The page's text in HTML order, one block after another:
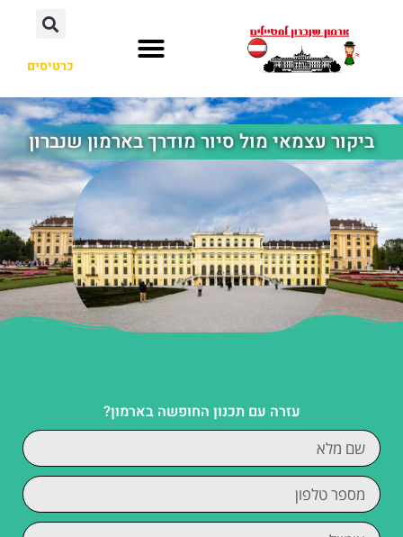
כרטיסים
ביקור עצמאי מול סיור מודרך בארמון שנברון
עזרה עם תכנון החופשה בארמון?